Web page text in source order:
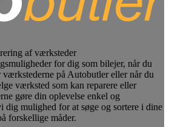
af værksteder
for dig som bilejer, når du
på Autobutler eller når du
værksted som kan reparere eller
gøre din oplevelse enkel og
dig mulighed for at søge og sortere i dine
forskellige måder.